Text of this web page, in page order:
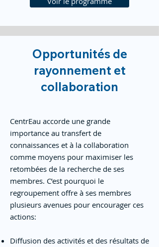
Opportunités de
rayonnement et
collaboration
CentrEau accorde une grande
importance au transfert de
connaissances et à la collaboration
comme moyens pour maximiser les
retombées de la recherche de ses
membres. C’est pourquoi le
regroupement offre à ses membres
plusieurs avenues pour encourager ces
actions:
Diffusion des activités et des résultats de